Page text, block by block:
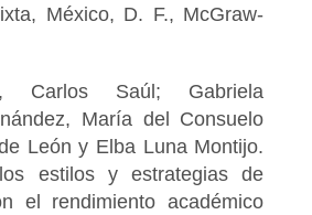
México, D. F., McGraw-
Carlos Saúl; Gabriela
María del Consuelo
León y Elba Luna Montijo.
estilos y estrategias de
el rendimiento académico